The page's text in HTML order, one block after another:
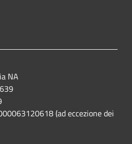
NA
(ad eccezione dei